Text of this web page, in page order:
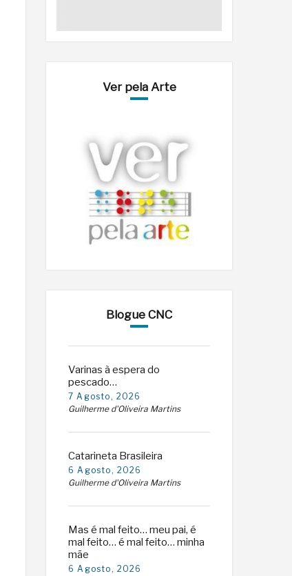
Ver pela Arte
Blogue CNC
Varinas à espera do
pescado…
7 Agosto, 2026
Guilherme d'Oliveira Martins
Catarineta Brasileira
6 Agosto, 2026
Guilherme d'Oliveira Martins
Mas é mal feito… meu pai, é
mal feito… é mal feito… minha
mãe
6 Agosto, 2026